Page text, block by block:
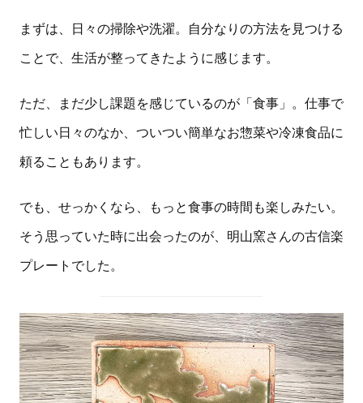
まずは、日々の掃除や洗濯。自分なりの方法を見つける
ことで、生活が整ってきたように感じます。
ただ、まだ少し課題を感じているのが「食事」。仕事で
忙しい日々のなか、ついつい簡単なお惣菜や冷凍食品に
頼ることもあります。
でも、せっかくなら、もっと食事の時間も楽しみたい。
そう思っていた時に出会ったのが、明山窯さんの古信楽
プレートでした。